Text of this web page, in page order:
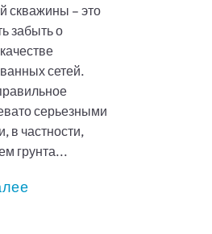
скважины – это
забыть о
сетей.
серьезными
в частности,
грунта...